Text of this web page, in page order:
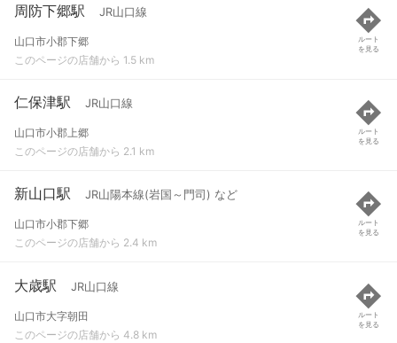
周防下郷駅 JR山口線
山口市小郡下郷
このページの店舗から 1.5 km
ルート
を見る
仁保津駅 JR山口線
山口市小郡上郷
このページの店舗から 2.1 km
ルート
を見る
新山口駅 JR山陽本線(岩国～門司) など
山口市小郡下郷
このページの店舗から 2.4 km
ルート
を見る
大歳駅 JR山口線
山口市大字朝田
このページの店舗から 4.8 km
ルート
を見る